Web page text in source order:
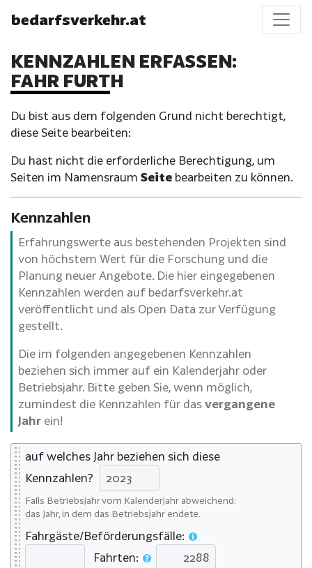
bedarfsverkehr.at
KENNZAHLEN ERFASSEN:
FAHR FURTH
Du bist aus dem folgenden Grund nicht berechtigt,
diese Seite bearbeiten:
Du hast nicht die erforderliche Berechtigung, um
Seiten im Namensraum Seite bearbeiten zu können.
Kennzahlen
Erfahrungswerte aus bestehenden Projekten sind
von höchstem Wert für die Forschung und die
Planung neuer Angebote. Die hier eingegebenen
Kennzahlen werden auf bedarfsverkehr.at
veröffentlicht und als Open Data zur Verfügung
gestellt.
Die im folgenden angegebenen Kennzahlen
beziehen sich immer auf ein Kalenderjahr oder
Betriebsjahr. Bitte geben Sie, wenn möglich,
zumindest die Kennzahlen für das vergangene
Jahr ein!
auf welches Jahr beziehen sich diese
Kennzahlen?
Falls Betriebsjahr vom Kalenderjahr abweichend:
das Jahr, in dem das Betriebsjahr endete.
Fahrgäste/Beförderungsfälle:
Fahrten: